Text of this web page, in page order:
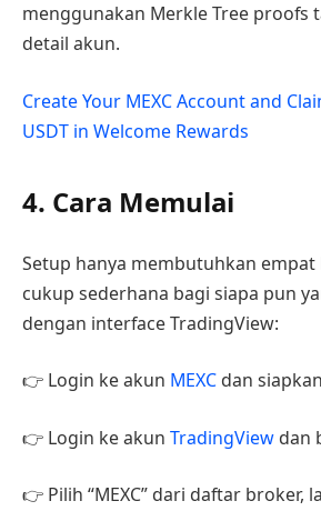
menggunakan Merkle Tree proofs
detail akun.
Create Your MEXC Account and
USDT in Welcome Rewards
4. Cara Memulai
Setup hanya membutuhkan empat
cukup sederhana bagi siapa pun
dengan interface TradingView:
👉 Login ke akun MEXC dan
👉 Login ke akun TradingView dan
👉 Pilih “MEXC” dari daftar broker,